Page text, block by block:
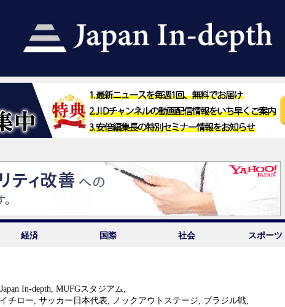
経済 国際 社会 スポーツ
Japan In-depth,MUFGスタジアム,
イチロー, サッカー日本代表, ノックアウトステージ, ブラジル戦,